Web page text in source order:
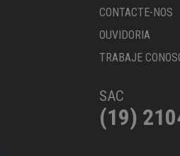
CONTACTE-NOS
OUVIDORIA
TRABAJE
SAC
(19)